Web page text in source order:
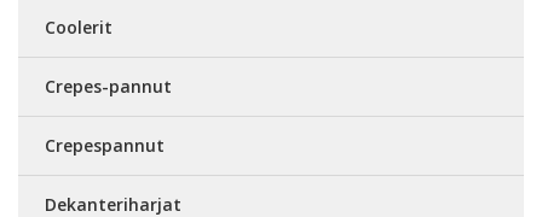
Coolerit
Crepes-pannut
Crepespannut
Dekanteriharjat